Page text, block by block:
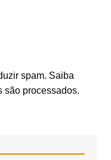
spam. Saiba
são processados.